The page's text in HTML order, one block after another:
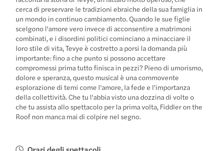
cerca di preservare le tradizioni ebraiche della sua famiglia in
un mondo in continuo cambiamento. Quando le sue figlie
scelgono l'amore vero invece di acconsentire a matrimoni
combinati, e i disordini politici cominciano a minacciare il
loro stile di vita, Tevye è costretto a porsi la domanda più
importante: fino a che punto si possono accettare
compromessi prima tutto finisca in pezzi? Pieno di umorismo,
dolore e speranza, questo musical è una commovente
esplorazione di temi come l'amore, la fede e l'importanza
della collettività. Che tu l'abbia visto una dozzina di volte o
che tu assista allo spettacolo per la prima volta, Fiddler on the
Roof non manca mai di colpire nel segno.